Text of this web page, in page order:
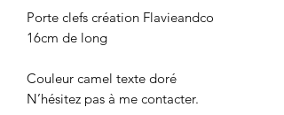
Porte clefs création Flavieandco
16cm de long
Couleur camel texte doré
N’hésitez pas à me contacter.